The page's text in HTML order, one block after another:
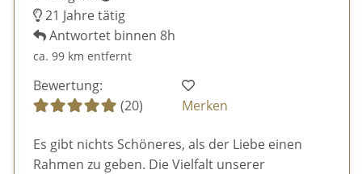
21 Jahre tätig
Antwortet binnen 8h
ca. 99 km entfernt
Bewertung:
(20)
Merken
Es gibt nichts Schöneres, als der Liebe einen
Rahmen zu geben. Die Vielfalt unserer